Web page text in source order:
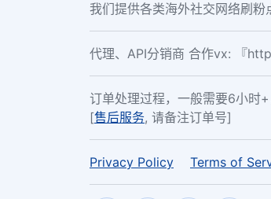
我们提供各类海外社交网络刷粉
代理、API分销商 合作vx: 『
订单处理过程，一般需要6小时+
[售后服务, 请备注订单号]
Privacy Policy Terms of